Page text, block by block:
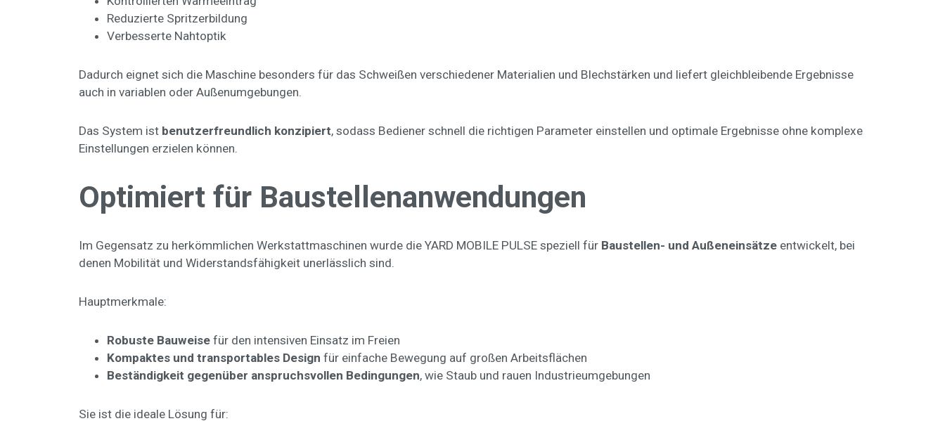
Reduzierte Spritzerbildung
Verbesserte Nahtoptik
Dadurch eignet sich die Maschine besonders für das Schweißen verschiedener Materialien und Blechstärken und liefert gleichbleibende Ergebnisse
auch in variablen oder Außenumgebungen.
Das System ist benutzerfreundlich konzipiert, sodass Bediener schnell die richtigen Parameter einstellen und optimale Ergebnisse ohne komplexe
Einstellungen erzielen können.
Optimiert für Baustellenanwendungen
Im Gegensatz zu herkömmlichen Werkstattmaschinen wurde die YARD MOBILE PULSE speziell für Baustellen- und Außeneinsätze entwickelt, bei
denen Mobilität und Widerstandsfähigkeit unerlässlich sind.
Hauptmerkmale:
Robuste Bauweise für den intensiven Einsatz im Freien
Kompaktes und transportables Design für einfache Bewegung auf großen Arbeitsflächen
Beständigkeit gegenüber anspruchsvollen Bedingungen, wie Staub und rauen Industrieumgebungen
Sie ist die ideale Lösung für: